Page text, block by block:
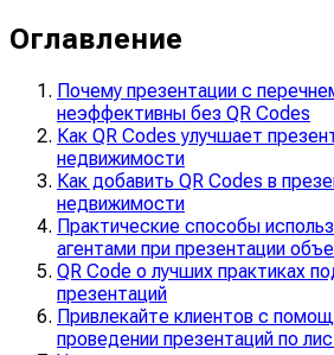
Оглавление
Почему презентации с
неэффективны без QR Codes
Как QR Codes улучшает
недвижимости
Как добавить QR Codes в
недвижимости
Практические способы
агентами при презентации
QR Code о лучших практиках
презентаций
Привлекайте клиентов с
проведении презентаций по